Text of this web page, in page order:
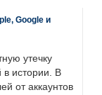
Google и
утечку
истории. В
от аккаунтов